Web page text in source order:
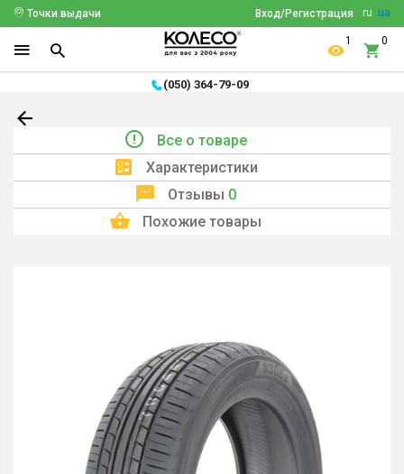
ru ua
Вход/Регистрация
Точки выдачи
1 0
(050) 364-79-09
Все о товаре
Характеристики
Отзывы 0
Похожие товары